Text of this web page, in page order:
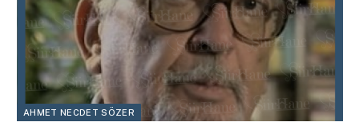
AHMET NECDET SÖZER